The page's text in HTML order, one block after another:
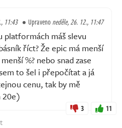
11:43 Upravenoneděle, 26. 12., 11:47
platformách máš slevu
říct? Že epic má menší
%? nebo snad zase
to šel i přepočítat a já
cenu, tak by mě
20e)
3 11